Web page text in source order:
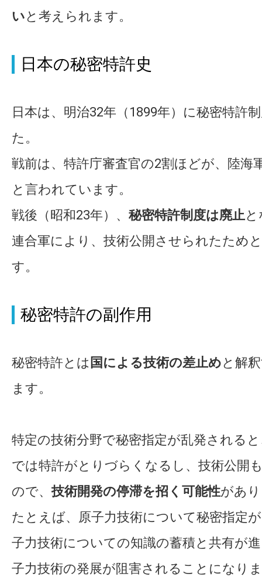
いと考えられます。
日本の秘密特許史
日本は、明治32年（1899年）に秘密特許
た。
戦前は、特許庁審査官の2割ほどが、陸海
と言われています。
戦後（昭和23年）、 秘密特許制度は廃止
連合軍により、技術公開させられたため
す。
秘密特許の副作用
秘密特許とは 国による技術の差止めと解
ます。
特定の技術分野で秘密指定が乱発される
では特許がとりづらくなるし、技術公開
ので、技術開発の停滞を招く可能性があ
たとえば、原子力技術について秘密指定
子力技術についての知識の蓄積と共有が
子力技術の発展が阻害されることになり